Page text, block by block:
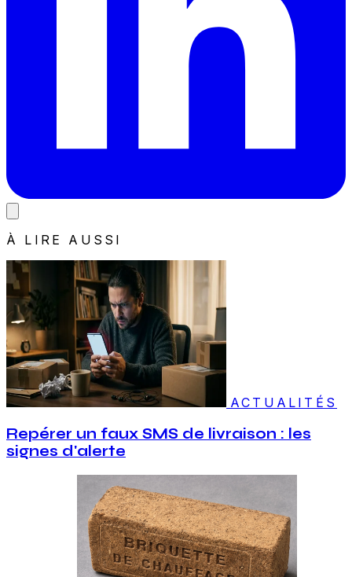
À LIRE AUSSI
ACTUALITÉS
Repérer un faux SMS de livraison : les
signes d'alerte